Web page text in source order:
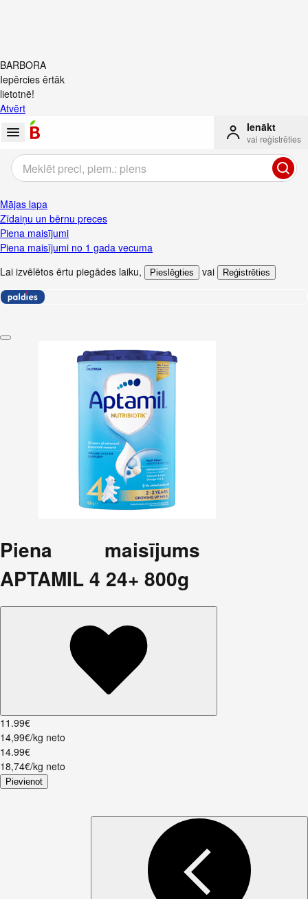
BARBORA
Iepērcies ērtāk
lietotnē!
Atvērt
Ienākt
vai reģistrēties
Mājas lapa
Zīdaiņu un bērnu preces
Piena maisījumi
Piena maisījumi no 1 gada vecuma
Lai izvēlētos ērtu piegādes laiku, Pieslēgties vai Reģistrēties
Piena maisījums
APTAMIL 4 24+ 800g
11 .99€
14,99€/kg neto
14.99€
18,74€/kg neto
Pievienot